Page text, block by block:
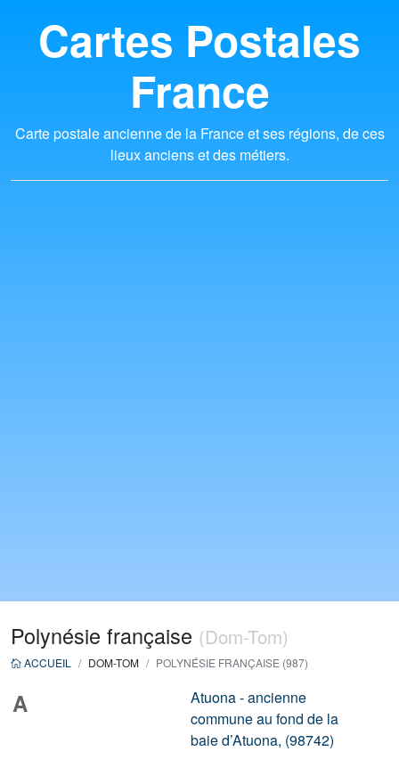
Cartes Postales
France
Carte postale ancienne de la France et ses régions, de ces
lieux anciens et des métiers.
Polynésie française (Dom-Tom)
ACCUEIL DOM-TOM POLYNÉSIE FRANÇAISE (987)
A
Atuona - ancienne
commune au fond de la
baie d’Atuona, (98742)